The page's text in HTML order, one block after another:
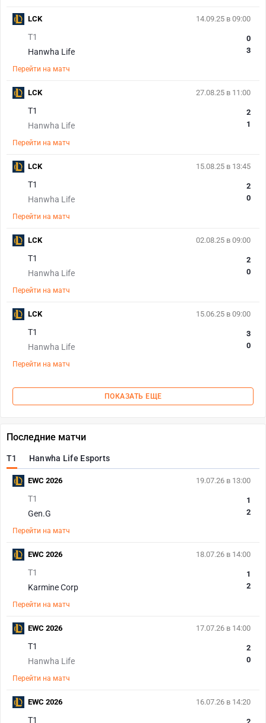
14.09.25 в 09:00
T1
Hanwha Life
0
3
Перейти на матч
LCK
27.08.25 в 11:00
T1
Hanwha Life
2
1
Перейти на матч
LCK
15.08.25 в 13:45
T1
Hanwha Life
2
0
Перейти на матч
LCK
02.08.25 в 09:00
T1
Hanwha Life
2
0
Перейти на матч
LCK
15.06.25 в 09:00
T1
Hanwha Life
3
0
Перейти на матч
LCK
ПОКАЗАТЬ ЕЩЕ
Последние матчи
T1 Hanwha Life Esports
19.07.26 в 13:00
T1
Gen.G
1
2
Перейти на матч
EWC 2026
18.07.26 в 14:00
T1
Karmine Corp
1
2
Перейти на матч
EWC 2026
17.07.26 в 14:00
T1
Hanwha Life
2
0
Перейти на матч
EWC 2026
16.07.26 в 14:20
T1 2
EWC 2026